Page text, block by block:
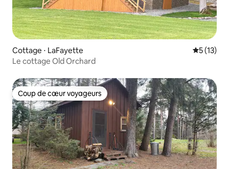
Cottage ⋅ LaFayette
5 (13)
Le cottage Old Orchard
Coup de cœur voyageurs
Coup de cœur voyageurs